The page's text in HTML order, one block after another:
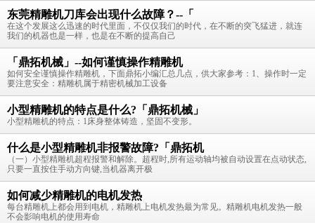
东莞精雕机刀库会出现什么故障？--「
在这个发展这么迅速的时代里面，不仅仅我们的时代，在不断的突飞猛进，就连
我们的机器也是一样，也是在不断的提高自己
「鼎拓机械」--如何谨慎操作精雕机
如何安全谨慎操作精雕机，下面鼎拓小编汇总几点，供大家参考：1、操作时一定
要注意安全：精雕机属于精密机械加工设备
小型精雕机的特点是什么?「鼎拓机械」
小型精雕机的特点：1床身整体铸造，坚固不变形。
什么是小型精雕机非报警故障?「鼎拓机
（一）小型精雕机超程报警和解除。超程时,所有运动轴均被自动设置在点动状态,
只要一直按住手动方向键,当机器离开极
如何减少精雕机的电机发热
每台精雕机上都会用到电机，精雕机上电机发热最为常见。精雕机电机发热一般
不会影响电机的使用寿命